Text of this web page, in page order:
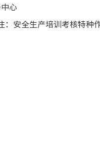
心
：安全生产培训考核特种